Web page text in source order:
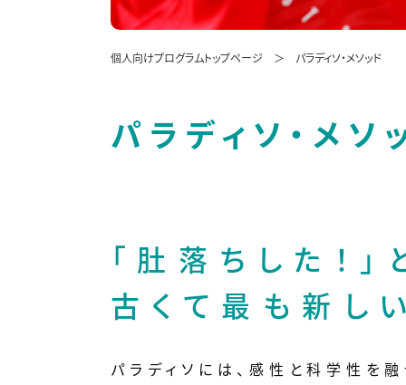
個人向けプログラムトップページ パラディソ・メソッド
パラディソ・メソ
「肚落ちした！
古くて最も新し
パラディソには、感性と科学性を